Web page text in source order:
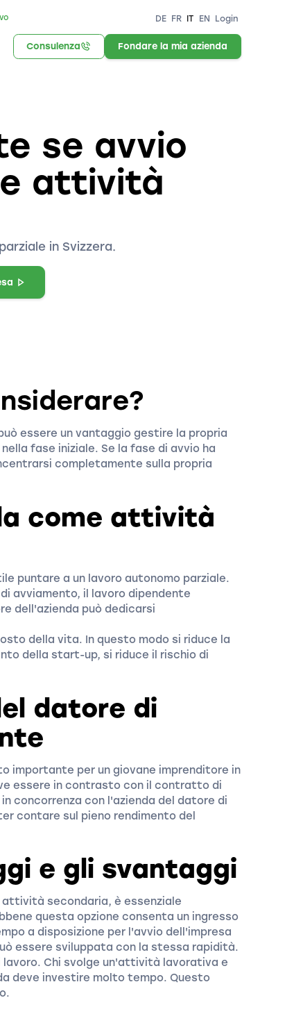
DE FR IT EN Login
Consulenza Fondare la mia azienda
se avvio
attività
in Svizzera.
essere un vantaggio gestire la propria
fase iniziale. Se la fase di avvio ha
completamente sulla propria
come attività
puntare a un lavoro autonomo parziale.
avviamento, il lavoro dipendente
dell'azienda può dedicarsi
della vita. In questo modo si riduce la
della start-up, si riduce il rischio di
datore di
importante per un giovane imprenditore in
essere in contrasto con il contratto di
concorrenza con l'azienda del datore di
contare sul pieno rendimento del
e gli svantaggi
secondaria, è essenziale
questa opzione consenta un ingresso
a disposizione per l'avvio dell'impresa
essere sviluppata con la stessa rapidità.
Chi svolge un'attività lavorativa e
deve investire molto tempo. Questo